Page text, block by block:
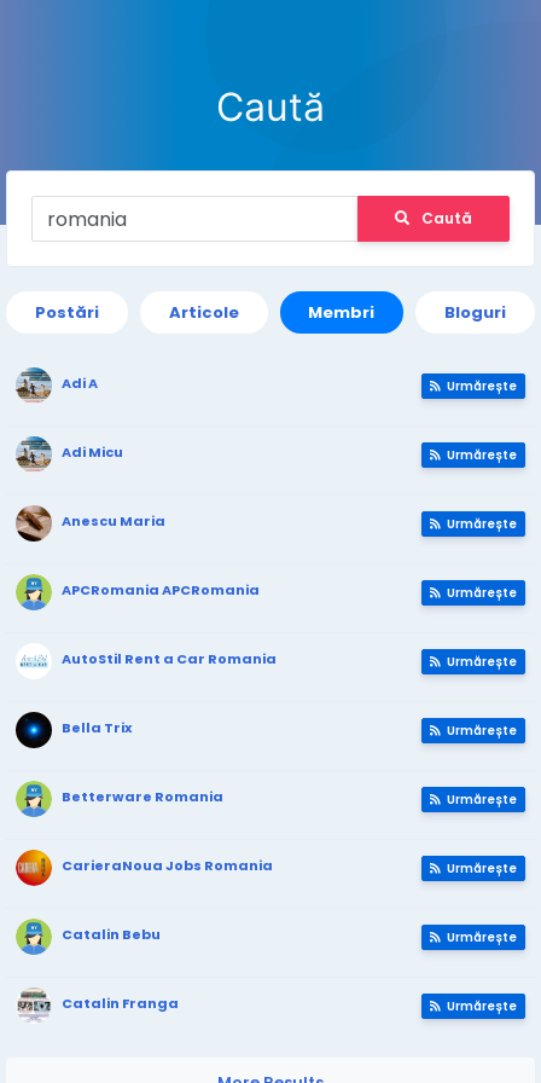
Caută
Caută
Postări Articole Membri Bloguri
Urmărește
Adi A
Urmărește
Adi Micu
Urmărește
Anescu Maria
Urmărește
APCRomania APCRomania
Urmărește
AutoStil Rent a Car Romania
Urmărește
Bella Trix
Urmărește
Betterware Romania
Urmărește
CarieraNoua Jobs Romania
Urmărește
Catalin Bebu
Urmărește
Catalin Franga